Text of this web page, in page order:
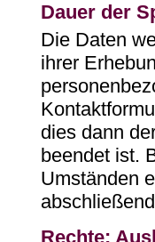
Dauer der
Die Daten
ihrer
dies dann
beendet ist.
Umständen
Rechte: